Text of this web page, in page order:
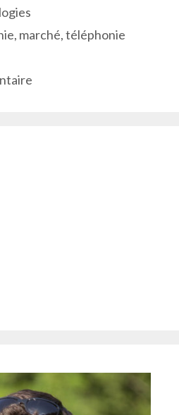
, marché,téléphonie